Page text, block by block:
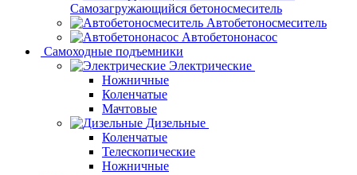
Самозагружающийся бетоносмеситель
Автобетоносмеситель
Автобетононасос
Самоходные подъемники
Электрические
Ножничные
Коленчатые
Мачтовые
Дизельные
Коленчатые
Телескопические
Ножничные